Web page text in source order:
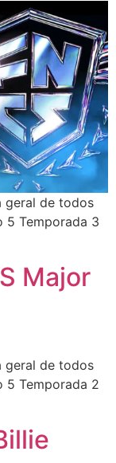
geral de todos
5 Temporada 3
Major
geral de todos
5 Temporada 2